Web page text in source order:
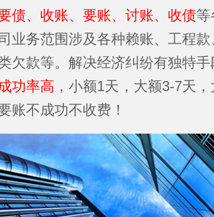
债、收账、要账、讨账、收债等
业务范围涉及各种赖账、工程
欠款等。解决经济纠纷有独特手
功率高 ，小额1天，大额3-7天
账不成功不收费！